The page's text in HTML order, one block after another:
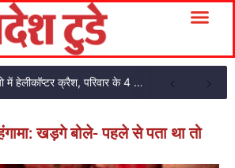
ब्राजील के रियो डी जेनेरियो में हेलीकॉप्टर क्रैश, परिवार के 4 सदस्यों की मौत
खड़गे बोले- पहले से पता था तो